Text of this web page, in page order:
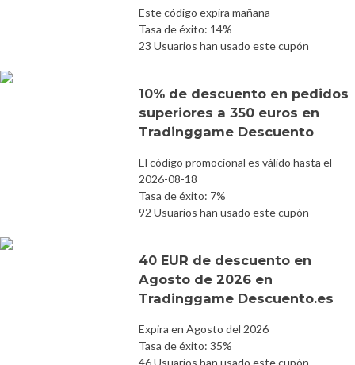
Este código expira mañana
Tasa de éxito: 14%
23 Usuarios han usado este cupón
10% de descuento en pedidos
superiores a 350 euros en
Tradinggame Descuento
El código promocional es válido hasta el
2026-08-18
Tasa de éxito: 7%
92 Usuarios han usado este cupón
40 EUR de descuento en
Agosto de 2026 en
Tradinggame Descuento.es
Expira en Agosto del 2026
Tasa de éxito: 35%
46 Usuarios han usado este cupón